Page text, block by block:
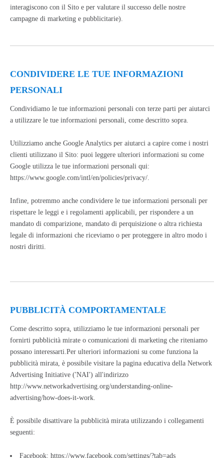
interagiscono con il Sito e per valutare il successo delle nostre
campagne di marketing e pubblicitarie).
CONDIVIDERE LE TUE INFORMAZIONI
PERSONALI
Condividiamo le tue informazioni personali con terze parti per aiutarci
a utilizzare le tue informazioni personali, come descritto sopra.
Utilizziamo anche Google Analytics per aiutarci a capire come i nostri
clienti utilizzano il Sito: puoi leggere ulteriori informazioni su come
Google utilizza le tue informazioni personali qui:
https://www.google.com/intl/en/policies/privacy/.
Infine, potremmo anche condividere le tue informazioni personali per
rispettare le leggi e i regolamenti applicabili, per rispondere a un
mandato di comparizione, mandato di perquisizione o altra richiesta
legale di informazioni che riceviamo o per proteggere in altro modo i
nostri diritti.
PUBBLICITÀ COMPORTAMENTALE
Come descritto sopra, utilizziamo le tue informazioni personali per
fornirti pubblicità mirate o comunicazioni di marketing che riteniamo
possano interessarti.Per ulteriori informazioni su come funziona la
pubblicità mirata, è possibile visitare la pagina educativa della Network
Advertising Initiative ('NAI') all'indirizzo
http://www.networkadvertising.org/understanding-online-
advertising/how-does-it-work.
È possibile disattivare la pubblicità mirata utilizzando i collegamenti
seguenti:
Facebook: https://www.facebook.com/settings/?tab=ads